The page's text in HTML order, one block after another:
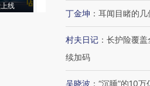
线
丁金坤 ： 耳闻目睹的几
村夫日记 ： 长护险覆
续加码
吴晓波 ： “沉睡”的10万